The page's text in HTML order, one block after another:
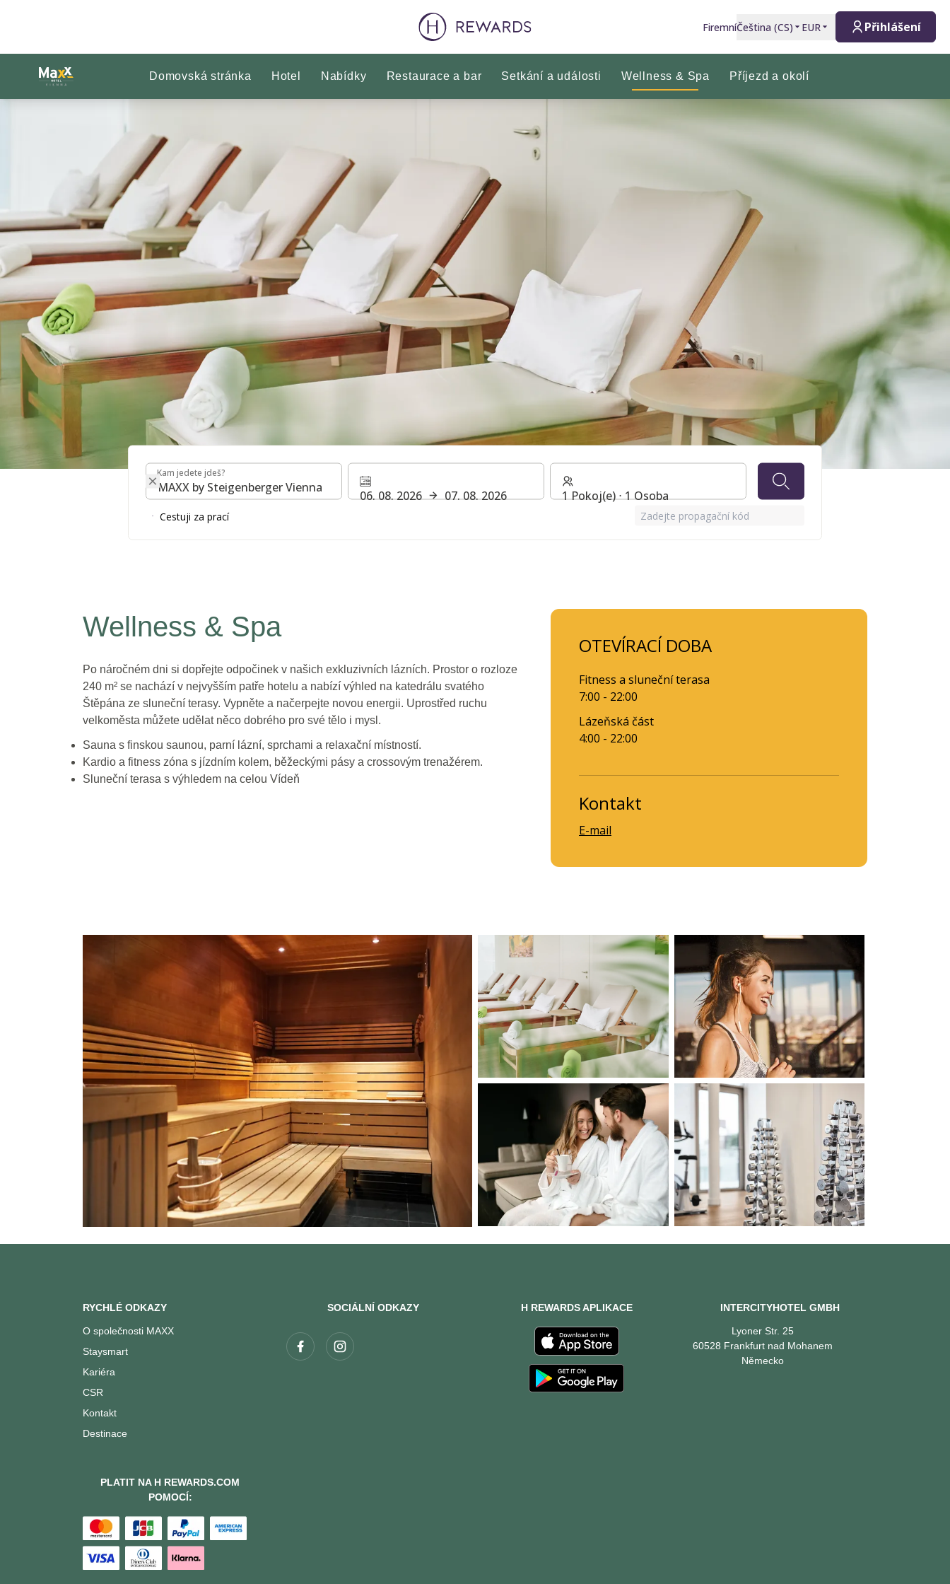
FiremníČeština (CS) EUR Přihlášení
Domovská stránka Hotel Nabídky Restaurace a bar Setkání a události Wellness & Spa Příjezd a okolí
Kam jedete jdeš?
Kam jedete jdeš?
06. 08. 2026 07. 08. 2026 1 Pokoj(e) ⋅ 1 Osoba
Cestuji za prací Zadejte propagační kód
Wellness & Spa
Po náročném dni si dopřejte odpočinek v našich exkluzivních lázních. Prostor o rozloze
240 m² se nachází v nejvyšším patře hotelu a nabízí výhled na katedrálu svatého
Štěpána ze sluneční terasy. Vypněte a načerpejte novou energii. Uprostřed ruchu
velkoměsta můžete udělat něco dobrého pro své tělo i mysl.
Sauna s finskou saunou, parní lázní, sprchami a relaxační místností.
Kardio a fitness zóna s jízdním kolem, běžeckými pásy a crossovým trenažérem.
Sluneční terasa s výhledem na celou Vídeň
OTEVÍRACÍ DOBA
Fitness a sluneční terasa
7:00 - 22:00
Lázeňská část
4:00 - 22:00
Kontakt
E-mail
RYCHLÉ ODKAZY
O společnosti MAXX
Staysmart
Kariéra
CSR
Kontakt
Destinace
SOCIÁLNÍ ODKAZY H REWARDS APLIKACE INTERCITYHOTEL GMBH
Lyoner Str. 25
60528 Frankfurt nad Mohanem
Německo
PLATIT NA H REWARDS.COM
POMOCÍ: